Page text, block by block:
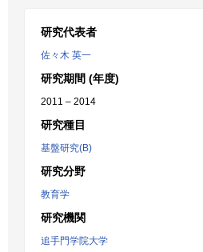
研究代表者
佐々木 英一
研究期間 (年度)
2011 – 2014
研究種目
基盤研究(B)
研究分野
教育学
研究機関
追手門学院大学